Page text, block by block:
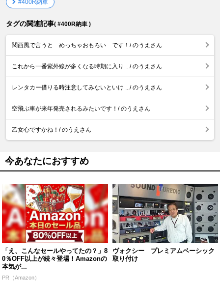
#400R納車
タグの関連記事( #400R納車 )
関西風で言うと めっちゃおもろい です！/ のうえさん
これから一番紫外線が多くなる時期に入り .../ のうえさん
レンタカー借りる時注意してみないといけ .../ のうえさん
空飛ぶ車が来年発売されるみたいです！/ のうえさん
乙女心ですかね！/ のうえさん
今あなたにおすすめ
「え、こんなセールやってたの？」8
0％OFF以上が続々登場！Amazonの
本気が...
PR（Amazon）
ヴォクシー プレミアムベーシック
取り付け